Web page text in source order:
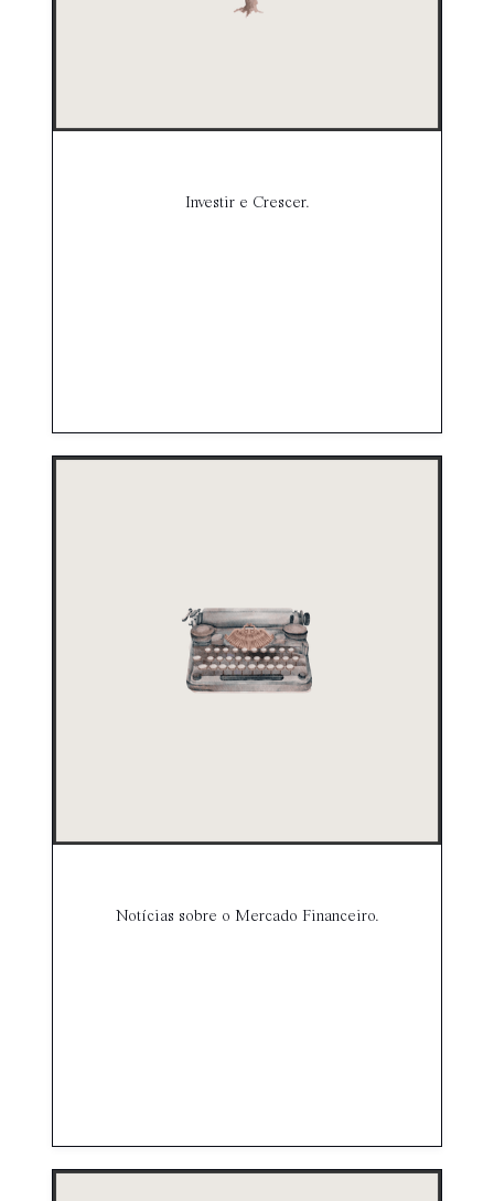
Investir e Crescer.
Notícias sobre o Mercado Financeiro.